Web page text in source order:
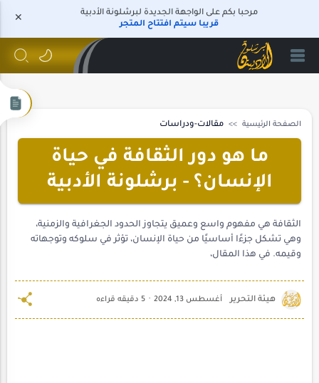
مرحبا بكم على الواجهة الجديدة لبرشلونة الأدبية
قريبا سيتم افتتاح المتجر
الصفحة الرئيسية مقالات-ودراسات
ما هو دور الثقافة في حياة
الإنسان؟ - برشلونة الأدبية
الثقافة هي مفهوم واسع وعميق يتجاوز الحدود الجغرافية والزمنية،
وهي تشكل جزءًا أساسيًا من حياة الإنسان، تؤثر في سلوكه وتوجهاته
وقيمه. في هذا المقال،
5 دقيقه قراءه